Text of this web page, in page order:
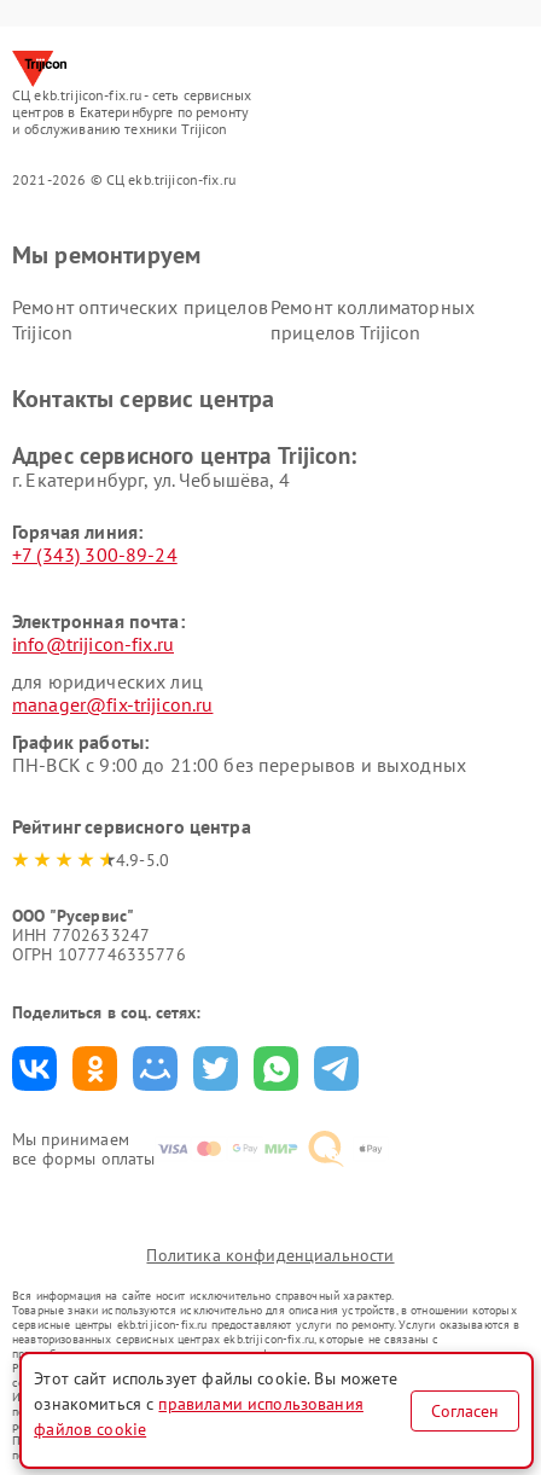
СЦ ekb.trijicon-fix.ru - сеть сервисных
центров в Екатеринбурге по ремонту
и обслуживанию техники Trijicon
2021-2026 © СЦ ekb.trijicon-fix.ru
Мы принимаем
все формы оплаты
Мы ремонтируем
Ремонт оптических прицелов
Trijicon
Ремонт коллиматорных
прицелов Trijicon
Контакты сервис центра
Адрес сервисного центра Trijicon:
г. Екатеринбург, ул. Чебышёва, 4
Горячая линия:
+7 (343) 300-89-24
Электронная почта:
info@trijicon-fix.ru
для юридических лиц
manager@fix-trijicon.ru
График работы:
ПН-ВСК с 9:00 до 21:00 без перерывов и выходных
Рейтинг сервисного центра
4.9-5.0
ООО "Русервис"
ИНН 7702633247
ОГРН 1077746335776
Поделиться в соц. сетях:
Политика конфиденциальности
Вся информация на сайте носит исключительно справочный характер.
Товарные знаки используются исключительно для описания устройств, в отношении которых
сервисные центры ekb.trijicon-fix.ru предоставляют услуги по ремонту. Услуги оказываются в
неавторизованных сервисных центрах ekb.trijicon-fix.ru, которые не связаны с
правообладателями товарных знаков или их официальными представителями.
Ремонт осуществляется для устройств, уже введенных в гражданский оборот в соответствии
со статьей 1487 ГК РФ.
Использование товарных знаков не преследует цели индивидуализации услуг или введения
потребителей в заблуждение, а служит для информирования о предоставляемых услугах по
ремонту техники указанных брендов.
Представленная на сайте информация не является публичной офертой, определяемой
положениями Статьи 437(2) Гражданского кодекса РФ
Этот сайт использует файлы cookie. Вы можете
ознакомиться с правилами использования
файлов cookie
Согласен